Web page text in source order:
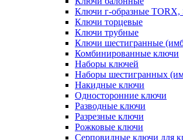
Ключи г-образные TORX,
Ключи торцевые
Ключи трубные
Ключи шестигранные
Комбинированные ключи
Наборы ключей
Наборы шестигранных
Накидные ключи
Односторонние ключи
Разводные ключи
Разрезные ключи
Рожковые ключи
Серповидные ключи для